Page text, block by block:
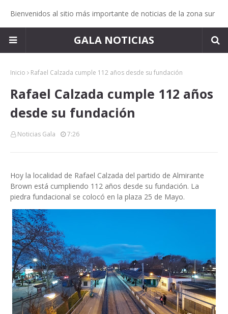
Bienvenidos al sitio más importante de noticias de la zona sur
GALA NOTICIAS
Inicio Rafael Calzada cumple 112 años desde su fundación
Rafael Calzada cumple 112 años
desde su fundación
Noticias Gala 7:26
Hoy la localidad de Rafael Calzada del partido de Almirante
Brown está cumpliendo 112 años desde su fundación. La
piedra fundacional se colocó en la plaza 25 de Mayo.